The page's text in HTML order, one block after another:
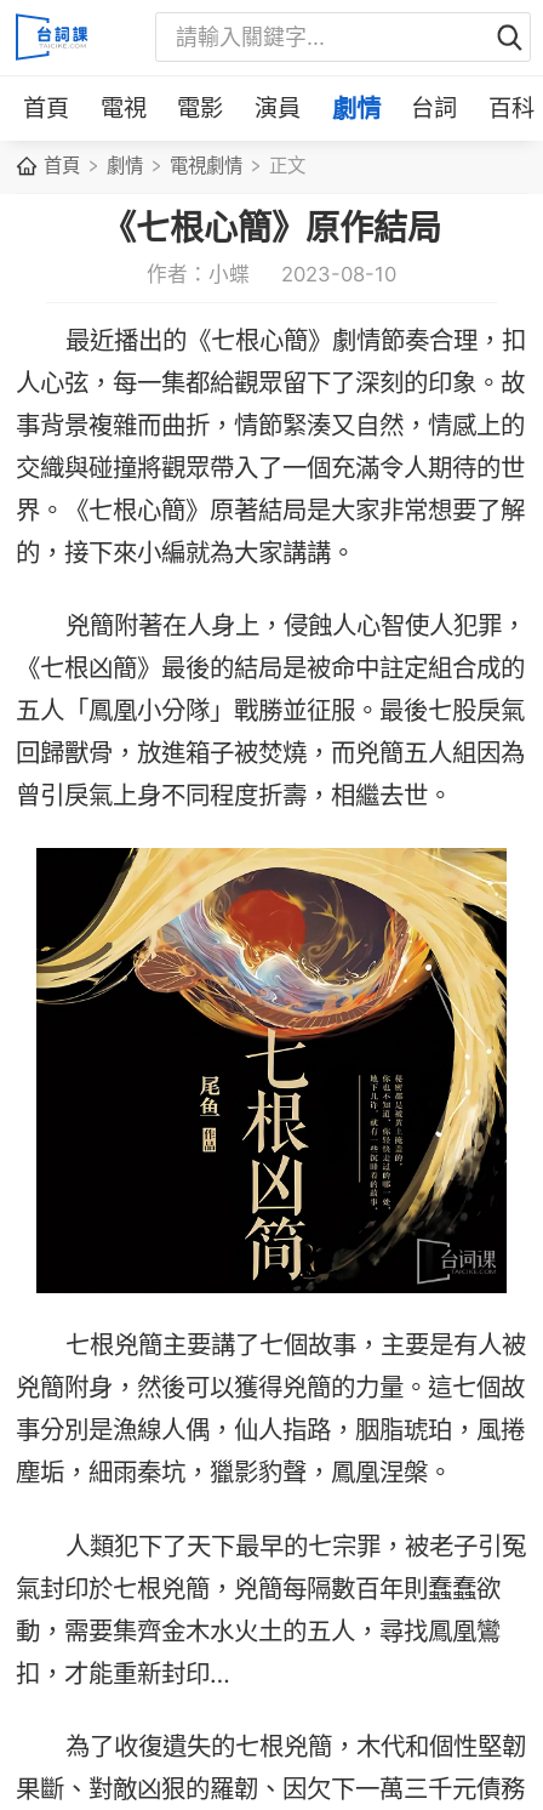
首頁 電視 電影 演員 劇情 台詞 百科
首頁 劇情 電視劇情 正文
《七根心簡》原作結局
作者：小蝶 2023-08-10
最近播出的《七根心簡》劇情節奏合理，扣
人心弦，每一集都給觀眾留下了深刻的印象。故
事背景複雜而曲折，情節緊湊又自然，情感上的
交織與碰撞將觀眾帶入了一個充滿令人期待的世
界。《七根心簡》原著結局是大家非常想要了解
的，接下來小編就為大家講講。
兇簡附著在人身上，侵蝕人心智使人犯罪，
《七根凶簡》最後的結局是被命中註定組合成的
五人「鳳凰小分隊」戰勝並征服。最後七股戾氣
回歸獸骨，放進箱子被焚燒，而兇簡五人組因為
曾引戾氣上身不同程度折壽，相繼去世。
七根兇簡主要講了七個故事，主要是有人被
兇簡附身，然後可以獲得兇簡的力量。這七個故
事分別是漁線人偶，仙人指路，胭脂琥珀，風捲
塵垢，細雨秦坑，獵影豹聲，鳳凰涅槃。
人類犯下了天下最早的七宗罪，被老子引冤
氣封印於七根兇簡，兇簡每隔數百年則蠢蠢欲
動，需要集齊金木水火土的五人，尋找鳳凰鸞
扣，才能重新封印…
為了收復遺失的七根兇簡，木代和個性堅韌
果斷、對敵凶狠的羅韌、因欠下一萬三千元債務